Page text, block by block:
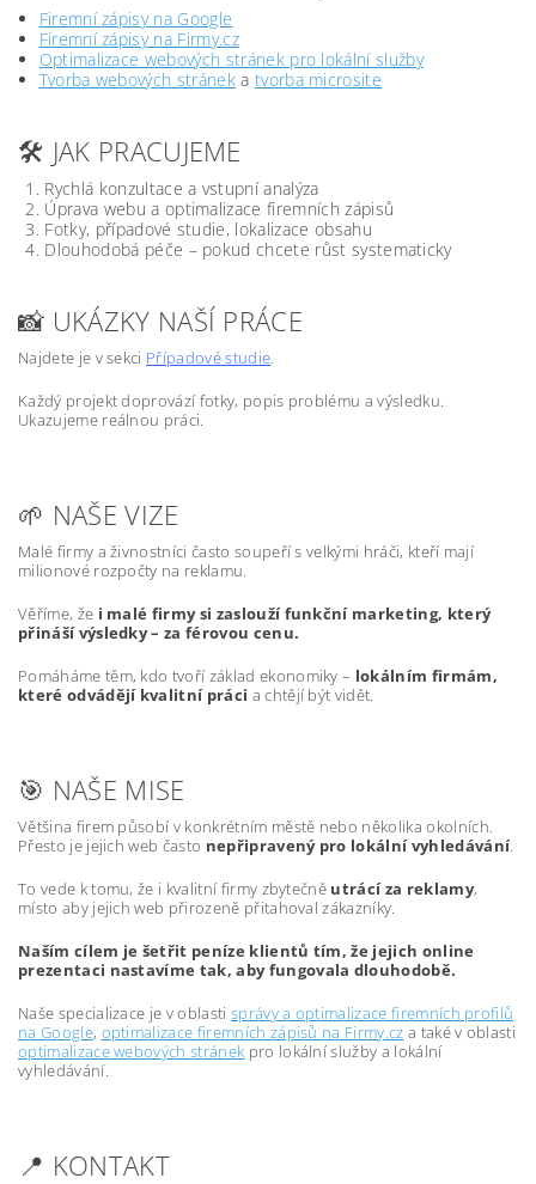
Firemní zápisy na Google
Firemní zápisy na Firmy.cz
Optimalizace webových stránek pro lokální služby
Tvorba webových stráneka tvorba microsite
🛠️ JAK PRACUJEME
Rychlá konzultace a vstupní analýza
Úprava webu a optimalizace firemních zápisů
Fotky, případové studie, lokalizace obsahu
Dlouhodobá péče – pokud chcete růst systematicky
📸 UKÁZKY NAŠÍ PRÁCE
Najdete je v sekci Případové studie.
Každý projekt doprovází fotky, popis problému a výsledku.
Ukazujeme reálnou práci.
🌱 NAŠE VIZE
Malé firmy a živnostníci často soupeří s velkými hráči, kteří mají
milionové rozpočty na reklamu.
Věříme, že i malé firmy si zaslouží funkční marketing, který
přináší výsledky – za férovou cenu.
Pomáháme těm, kdo tvoří základ ekonomiky – lokálním firmám,
které odvádějí kvalitní práci a chtějí být vidět.
🎯 NAŠE MISE
Většina firem působí v konkrétním městě nebo několika okolních.
Přesto je jejich web často nepřipravený pro lokální vyhledávání.
To vede k tomu, že i kvalitní firmy zbytečně utrácí za reklamy,
místo aby jejich web přirozeně přitahoval zákazníky.
Naším cílem je šetřit peníze klientů tím, že jejich online
prezentaci nastavíme tak, aby fungovala dlouhodobě.
Naše specializace je v oblasti správy a optimalizace firemních profilů
na Google, optimalizace firemních zápisů na Firmy.cz a také v oblasti
optimalizace webových stránek pro lokální služby a lokální
vyhledávání.
📍 KONTAKT